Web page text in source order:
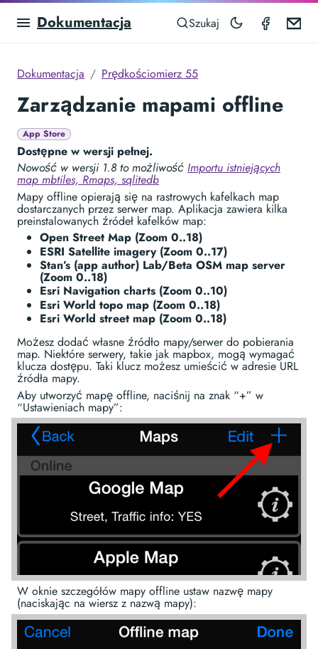
Dokumentacja Szukaj
Dokumentacja Prędkościomierz 55
Zarządzanie mapami offline
App Store
Dostępne w wersji pełnej.
Nowość w wersji 1.8 to możliwość Importu istniejących
map mbtiles, Rmaps, sqlitedb
Mapy offline opierają się na rastrowych kafelkach map
dostarczanych przez serwer map. Aplikacja zawiera kilka
preinstalowanych źródeł kafelków map:
Open Street Map (Zoom 0..18)
ESRI Satellite imagery (Zoom 0..17)
Stan’s (app author) Lab/Beta OSM map server
(Zoom 0..18)
Esri Navigation charts (Zoom 0..10)
Esri World topo map (Zoom 0..18)
Esri World street map (Zoom 0..18)
Możesz dodać własne źródło mapy/serwer do pobierania
map. Niektóre serwery, takie jak mapbox, mogą wymagać
klucza dostępu. Taki klucz możesz umieścić w adresie URL
źródła mapy.
Aby utworzyć mapę offline, naciśnij na znak “+” w
“Ustawieniach mapy”:
W oknie szczegółów mapy offline ustaw nazwę mapy
(naciskając na wiersz z nazwą mapy):